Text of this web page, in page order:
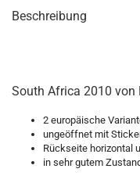
Beschreibung
South Africa 2010 von
2 europäische
ungeöffnet mit
Rückseite horizontal
in sehr gutem